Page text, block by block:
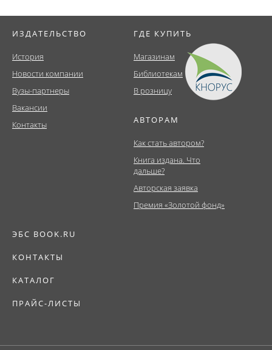
ИЗДАТЕЛЬСТВО
История
Новости компании
Вузы-партнеры
Вакансии
Контакты
ГДЕ КУПИТЬ
Магазинам
Библиотекам
В розницу
АВТОРАМ
Как стать автором?
Книга издана. Что
дальше?
Авторская заявка
Премия «Золотой фонд»
ЭБС BOOK.RU
КОНТАКТЫ
КАТАЛОГ
ПРАЙС-ЛИСТЫ